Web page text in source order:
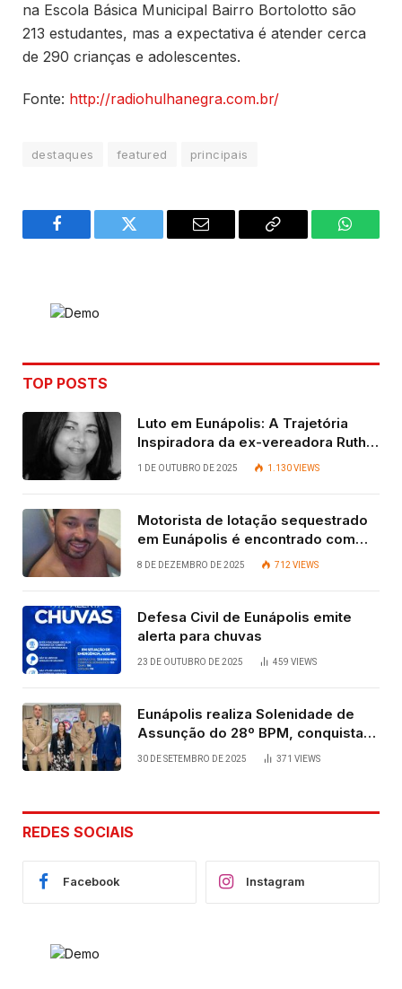
na Escola Básica Municipal Bairro Bortolotto são
213 estudantes, mas a expectativa é atender cerca
de 290 crianças e adolescentes.
Fonte: http://radiohulhanegra.com.br/
destaques featured principais
Facebook Twitter Email
Copy
TOP POSTS
Luto em Eunápolis: A Trajetória
Inspiradora da ex-vereadora Ruth
Contadora
1 DE OUTUBRO DE 2025 1.130VIEWS
Motorista de lotação sequestrado
em Eunápolis é encontrado com
vida após quatro dias.
8 DE DEZEMBRO DE 2025 712 VIEWS
Defesa Civil de Eunápolis emite
alerta para chuvas
23 DE OUTUBRO DE 2025 459 VIEWS
Eunápolis realiza Solenidade de
Assunção do 28º BPM, conquista
viabilizada por articulação política
30 DE SETEMBRO DE 2025 371 VIEWS
REDES SOCIAIS
Facebook Instagram